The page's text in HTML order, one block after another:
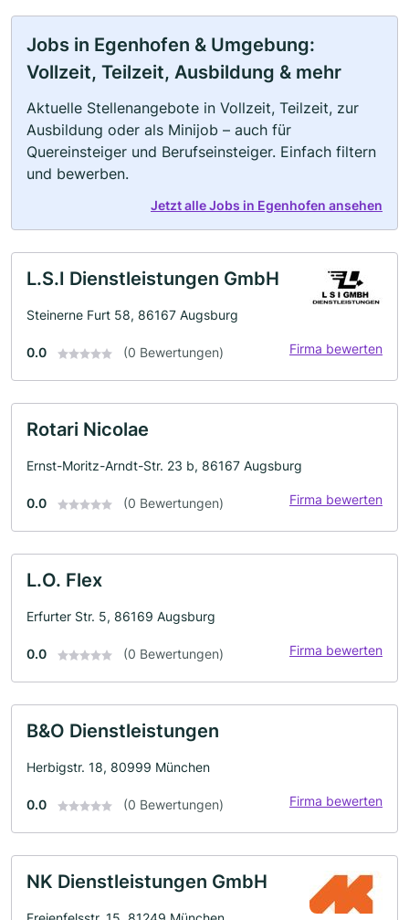
Jobs in Egenhofen & Umgebung:
Vollzeit, Teilzeit, Ausbildung & mehr
Aktuelle Stellenangebote in Vollzeit, Teilzeit, zur
Ausbildung oder als Minijob – auch für
Quereinsteiger und Berufseinsteiger. Einfach filtern
und bewerben.
Jetzt alle Jobs in Egenhofen ansehen
L.S.I Dienstleistungen GmbH
Steinerne Furt 58, 86167 Augsburg
0.0 (0 Bewertungen) Firma bewerten
Rotari Nicolae
Ernst-Moritz-Arndt-Str. 23 b, 86167 Augsburg
0.0 (0 Bewertungen) Firma bewerten
L.O. Flex
Erfurter Str. 5, 86169 Augsburg
0.0 (0 Bewertungen) Firma bewerten
B&O Dienstleistungen
Herbigstr. 18, 80999 München
0.0 (0 Bewertungen) Firma bewerten
NK Dienstleistungen GmbH